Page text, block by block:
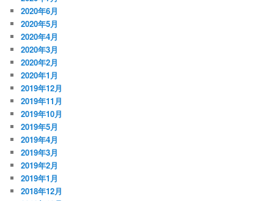
2020年6月
2020年5月
2020年4月
2020年3月
2020年2月
2020年1月
2019年12月
2019年11月
2019年10月
2019年5月
2019年4月
2019年3月
2019年2月
2019年1月
2018年12月